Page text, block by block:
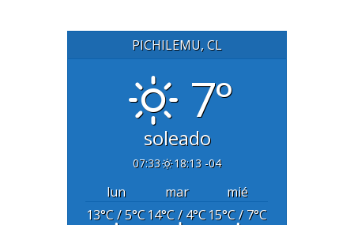
PICHILEMU, CL
7°
soleado
07:33 18:13 -04
lun mar
mié
13°C/ 5°C14°C/ 4°C15°C/ 7°C